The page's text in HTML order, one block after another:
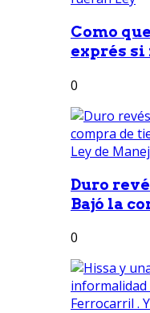
Como
exprés si
0
Duro
Bajó la
0